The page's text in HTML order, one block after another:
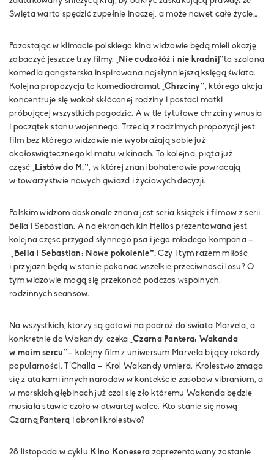
Święta warto spędzić zupełnie inaczej, a może nawet całe życie…
Pozostając w klimacie polskiego kina widzowie będą mieli okazję
zobaczyć jeszcze trzy filmy.
„Nie cudzołóż i nie kradnij”to szalona
komedia gangsterska inspirowana najsłynniejszą księgą świata.
Kolejna propozycja to komediodramat „Chrzciny”, którego akcja
koncentruje się wokół skłóconej rodziny i postaci matki
próbującej wszystkich pogodzić. A w tle tytułowe chrzciny wnusia
i początek stanu wojennego. Trzecią z rodzimych propozycji jest
film bez którego widzowie nie wyobrażają sobie już
okołoświątecznego klimatu w kinach. To kolejna, piąta już
część
„Listów do M.”, w której znani bohaterowie powracają
w towarzystwie nowych gwiazd i życiowych decyzji.
Polskim widzom doskonale znana jest seria książek i filmów z serii
Bella i Sebastian. A na ekranach kin Helios prezentowana jest
kolejna część przygód słynnego psa i jego młodego kompana –
„Bella i Sebastian: Nowe pokolenie”.Czy i tym razem miłość
i przyjaźń będą w stanie pokonać wszelkie przeciwności losu? O
tym widzowie mogą się przekonać podczas wspólnych,
rodzinnych seansów.
Na wszystkich, którzy są gotowi na podróż do świata Marvela, a
konkretnie do Wakandy, czeka „Czarna Pantera: Wakanda
w moim sercu”– kolejny film z uniwersum Marvela bijący rekordy
popularności. T’Challa – Król Wakandy umiera. Królestwo zmaga
się z atakami innych narodów w kontekście zasobów vibranium, a
w morskich głębinach już czai się zło któremu Wakanda będzie
musiała stawić czoło w otwartej walce. Kto stanie się nową
Czarną Panterą i obroni królestwo?
28 listopada w cyklu Kino Konesera zaprezentowany zostanie